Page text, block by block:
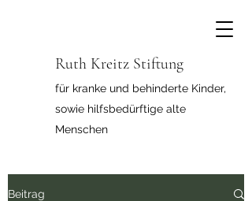
Ruth Kreitz Stiftung
für kranke und behinderte Kinder,
sowie hilfsbedürftige alte
Menschen
Beitrag